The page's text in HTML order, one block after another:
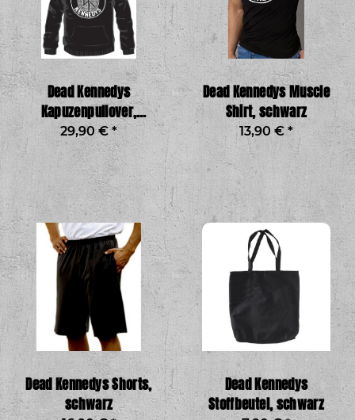
Dead Kennedys
Kapuzenpullover,
schwarz
29,90 €*
Dead Kennedys Muscle
Shirt, schwarz
13,90 €*
Dead Kennedys Shorts,
schwarz
Dead Kennedys
Stoffbeutel, schwarz